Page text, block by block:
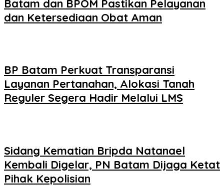
Batam dan BPOM Pastikan Pelayanan
dan Ketersediaan Obat Aman
BP Batam Perkuat Transparansi
Layanan Pertanahan, Alokasi Tanah
Reguler Segera Hadir Melalui LMS
Sidang Kematian Bripda Natanael
Kembali Digelar, PN Batam Dijaga Ketat
Pihak Kepolisian